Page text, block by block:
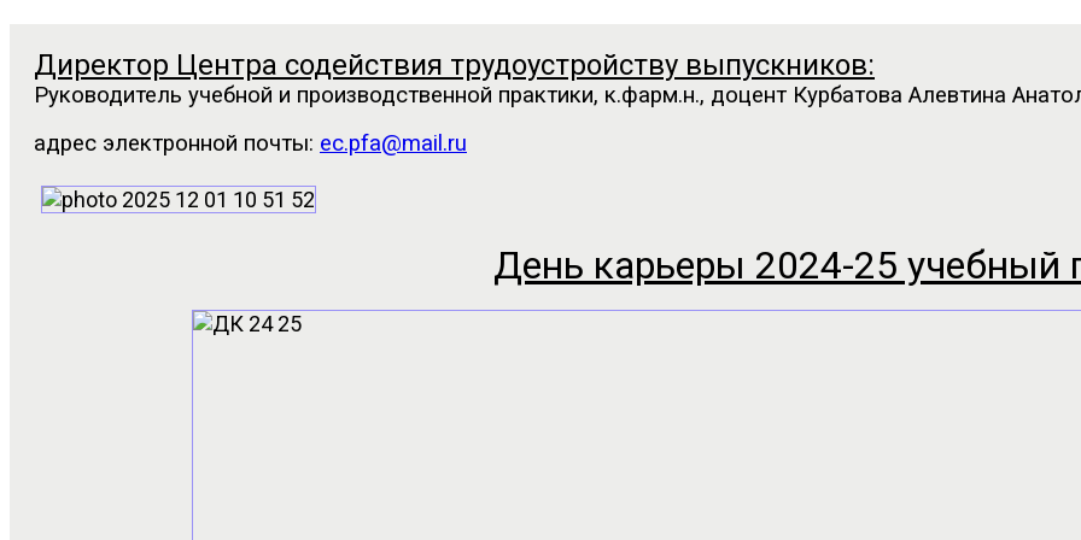
Директор Центра содействия трудоустройству выпускников:
Руководитель учебной и производственной практики, к.фарм.н., доцент Курбатова Алевтина
адрес электронной почты: ec.pfa@mail.ru
День карьеры 2024-25 учебный